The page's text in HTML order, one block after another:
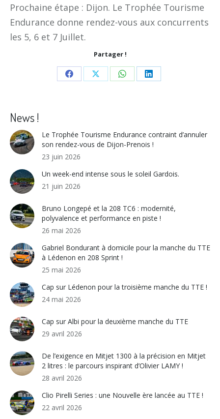
Prochaine étape : Dijon. Le Trophée Tourisme
Endurance donne rendez-vous aux concurrents
les 5, 6 et 7 Juillet.
Partager !
Share Share Share Share
News !
Le Trophée Tourisme Endurance contraint d’annuler
son rendez-vous de Dijon-Prenois !
23 juin 2026
Un week-end intense sous le soleil Gardois.
21 juin 2026
Bruno Longepé et la 208 TC6 : modernité,
polyvalence et performance en piste !
26 mai 2026
Gabriel Bondurant à domicile pour la manche du TTE
à Lédenon en 208 Sprint !
25 mai 2026
Cap sur Lédenon pour la troisième manche du TTE !
24 mai 2026
Cap sur Albi pour la deuxième manche du TTE
29 avril 2026
De l’exigence en Mitjet 1300 à la précision en Mitjet
2 litres : le parcours inspirant d’Olivier LAMY !
28 avril 2026
Clio Pirelli Series : une Nouvelle ère lancée au TTE !
22 avril 2026